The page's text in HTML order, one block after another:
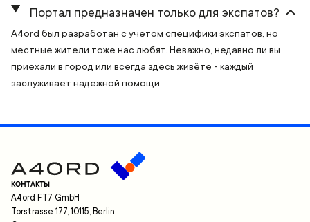
Портал предназначен только для экспатов?
A4ord был разработан с учетом специфики экспатов, но
местные жители тоже нас любят. Неважно, недавно ли вы
приехали в город или всегда здесь живёте - каждый
заслуживает надежной помощи.
КОНТАКТЫ
A4ord FT7 GmbH
Torstrasse 177, 10115, Berlin,